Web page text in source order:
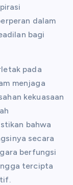
dalam
bagi
pada
menjaga
kekuasaan
bahwa
secara
berfungsi
tercipta